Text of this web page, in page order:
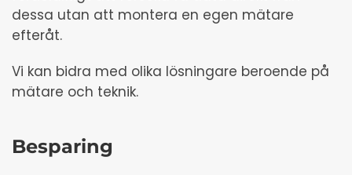
dessa utan att montera en egen mätare
efteråt.
Vi kan bidra med olika lösningare beroende på
mätare och teknik.
Besparing